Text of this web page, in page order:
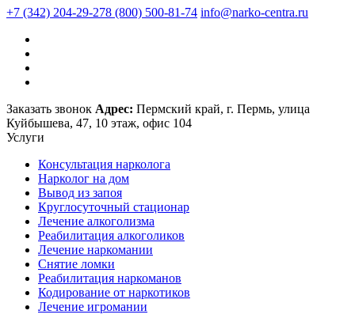
+7 (342) 204-29-278 (800) 500-81-74 info@narko-centra.ru
Заказать звонок Адрес: Пермский край, г. Пермь, улица
Куйбышева, 47, 10 этаж, офис 104
Услуги
Консультация нарколога
Нарколог на дом
Вывод из запоя
Круглосуточный стационар
Лечение алкоголизма
Реабилитация алкоголиков
Лечение наркомании
Снятие ломки
Реабилитация наркоманов
Кодирование от наркотиков
Лечение игромании